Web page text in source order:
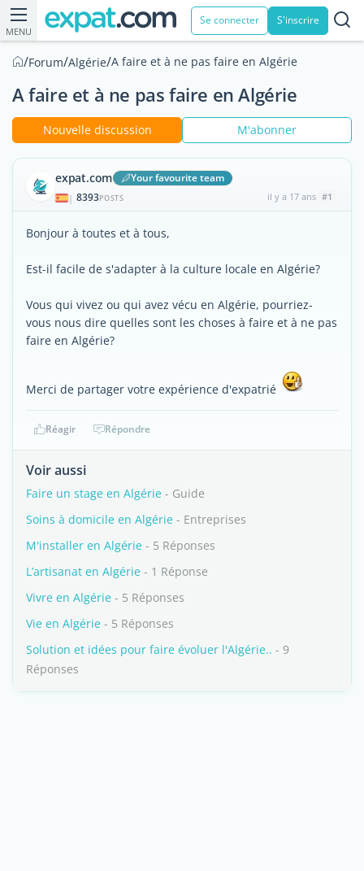
MENU
Se connecter S'inscrire
/Forum/Algérie/A faire et à ne pas faire en Algérie
A faire et à ne pas faire en Algérie
Nouvelle discussion M'abonner
expat.com Your favourite team
| 8393POSTS il y a 17 ans #1
Bonjour à toutes et à tous,
Est-il facile de s'adapter à la culture locale en Algérie?
Vous qui vivez ou qui avez vécu en Algérie, pourriez-
vous nous dire quelles sont les choses à faire et à ne pas
faire en Algérie?
Merci de partager votre expérience d'expatrié
Réagir Répondre
Voir aussi
Faire un stage en Algérie - Guide
Soins à domicile en Algérie - Entreprises
M'installer en Algérie - 5 Réponses
L’artisanat en Algérie - 1 Réponse
Vivre en Algérie - 5 Réponses
Vie en Algérie - 5 Réponses
Solution et idées pour faire évoluer l'Algérie.. - 9
Réponses